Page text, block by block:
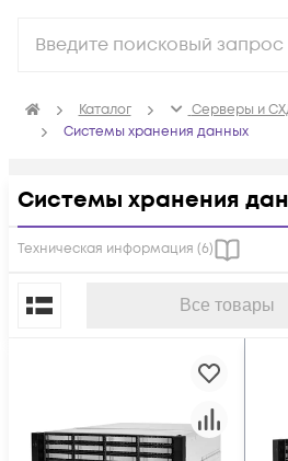
Каталог
Серверы и
Системы хранения данных
Системы хранения
Техническая информация (6)
Все товары
По популярности